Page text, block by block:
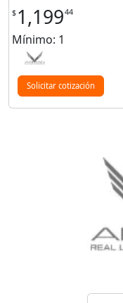
$ 1,19944
Mínimo: 1
Solicitar cotización